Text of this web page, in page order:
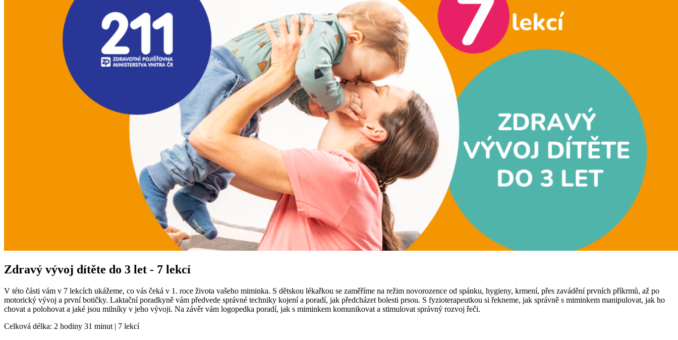
Zdravý vývoj dítěte do 3 let - 7 lekcí
V této části vám v 7 lekcích ukážeme, co vás čeká v 1. roce života vašeho miminka. S dětskou lékařkou se zaměříme na režim novorozence od spánku, hygieny, krmení, přes zavádění prvních příkrmů, až po
motorický vývoj a první botičky. Laktační poradkyně vám předvede správné techniky kojení a poradí, jak předcházet bolesti prsou. S fyzioterapeutkou si řekneme, jak správně s miminkem manipulovat, jak ho
chovat a polohovat a jaké jsou milníky v jeho vývoji. Na závěr vám logopedka poradí, jak s miminkem komunikovat a stimulovat správný rozvoj řeči.
Celková délka: 2 hodiny 31 minut | 7 lekcí